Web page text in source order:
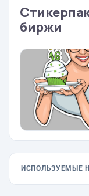
биржи
ИСПОЛЬЗУЕМЫЕ